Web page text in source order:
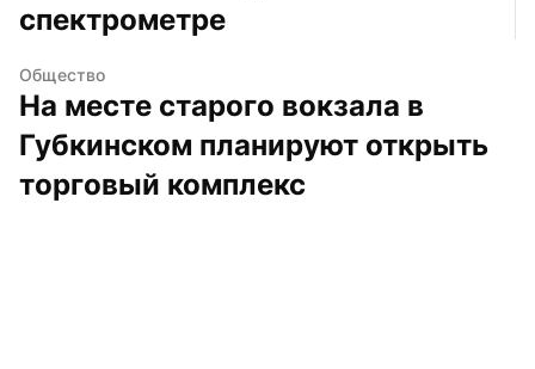
спектрометре
Общество
На месте старого вокзала в
Губкинском планируют открыть
торговый комплекс